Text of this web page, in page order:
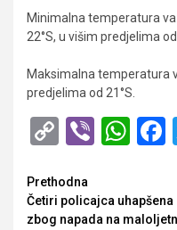
Minimalna temperatura
22°S, u višim predjelima od
Maksimalna temperatura
predjelima od 21°S.
CopyViber
Opširnije
Prethodna
Četiri policajca uhapšena
zbog napada na